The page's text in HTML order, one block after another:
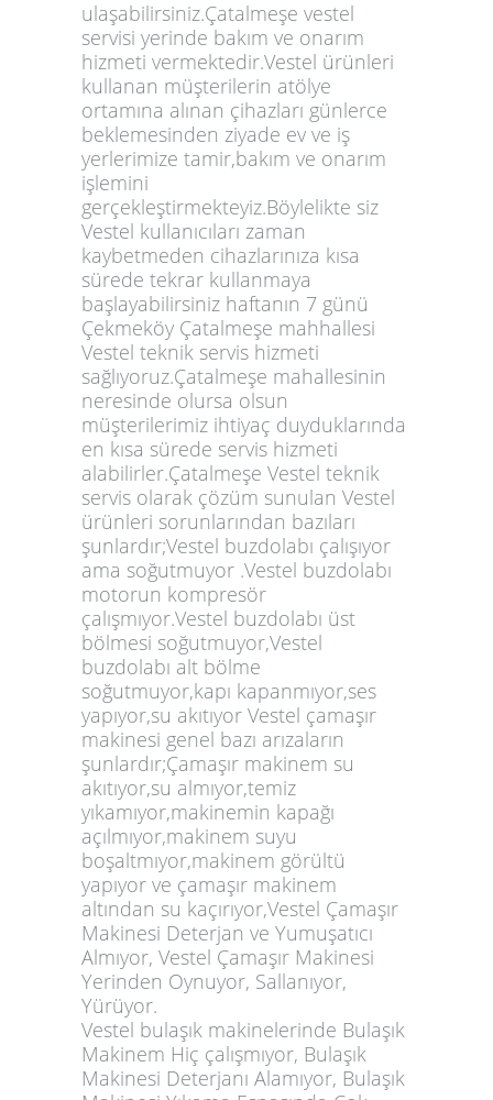
ulaşabilirsiniz.Çatalmeşe vestel
servisi yerinde bakım ve onarım
hizmeti vermektedir.Vestel ürünleri
kullanan müşterilerin atölye
ortamına alınan çihazları günlerce
beklemesinden ziyade ev ve iş
yerlerimize tamir,bakım ve onarım
işlemini
gerçekleştirmekteyiz.Böylelikte siz
Vestel kullanıcıları zaman
kaybetmeden cihazlarınıza kısa
sürede tekrar kullanmaya
başlayabilirsiniz haftanın 7 günü
Çekmeköy Çatalmeşe mahhallesi
Vestel teknik servis hizmeti
sağlıyoruz.Çatalmeşe mahallesinin
neresinde olursa olsun
müşterilerimiz ihtiyaç duyduklarında
en kısa sürede servis hizmeti
alabilirler.Çatalmeşe Vestel teknik
servis olarak çözüm sunulan Vestel
ürünleri sorunlarından bazıları
şunlardır;Vestel buzdolabı çalışıyor
ama soğutmuyor .Vestel buzdolabı
motorun kompresör
çalışmıyor.Vestel buzdolabı üst
bölmesi soğutmuyor,Vestel
buzdolabı alt bölme
soğutmuyor,kapı kapanmıyor,ses
yapıyor,su akıtıyor Vestel çamaşır
makinesi genel bazı arızaların
şunlardır;Çamaşır makinem su
akıtıyor,su almıyor,temiz
yıkamıyor,makinemin kapağı
açılmıyor,makinem suyu
boşaltmıyor,makinem görültü
yapıyor ve çamaşır makinem
altından su kaçırıyor,Vestel Çamaşır
Makinesi Deterjan ve Yumuşatıcı
Almıyor, Vestel Çamaşır Makinesi
Yerinden Oynuyor, Sallanıyor,
Yürüyor.
Vestel bulaşık makinelerinde Bulaşık
Makinem Hiç çalışmıyor, Bulaşık
Makinesi Deterjanı Alamıyor, Bulaşık